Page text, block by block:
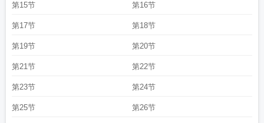
第15节 第16节
第17节 第18节
第19节 第20节
第21节 第22节
第23节 第24节
第25节 第26节